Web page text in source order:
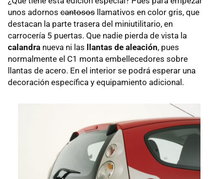
unos adornos cantosos llamativos en color gris, que
destacan la parte trasera del miniutilitario, en
carrocería 5 puertas. Que nadie pierda de vista la
calandra nueva ni las llantas de aleación, pues
normalmente el C1 monta embellecedores sobre
llantas de acero. En el interior se podrá esperar una
decoración específica y equipamiento adicional.